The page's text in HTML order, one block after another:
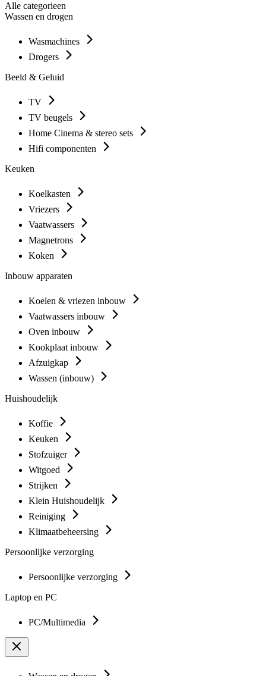
Alle categorieen
Wassen en drogen
Wasmachines
Drogers
Beeld & Geluid
TV
TV beugels
Home Cinema & stereo sets
Hifi componenten
Keuken
Koelkasten
Vriezers
Vaatwassers
Magnetrons
Koken
Inbouw apparaten
Koelen & vriezen inbouw
Vaatwassers inbouw
Oven inbouw
Kookplaat inbouw
Afzuigkap
Wassen (inbouw)
Huishoudelijk
Koffie
Keuken
Stofzuiger
Witgoed
Strijken
Klein Huishoudelijk
Reiniging
Klimaatbeheersing
Persoonlijke verzorging
Persoonlijke verzorging
Laptop en PC
PC/Multimedia